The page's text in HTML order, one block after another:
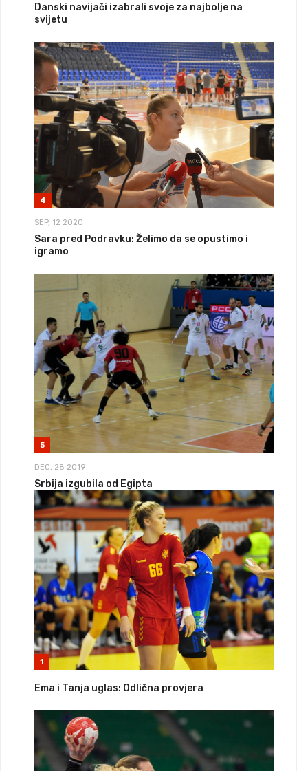
Danski navijači izabrali svoje za najbolje na
svijetu
4
SEP, 12 2020
Sara pred Podravku: Želimo da se opustimo i
igramo
5
DEC, 28 2019
Srbija izgubila od Egipta
1
Ema i Tanja uglas: Odlična provjera